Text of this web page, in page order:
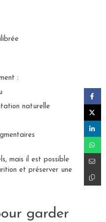
:
naturelle
mais il est possible
et préserver une
garder